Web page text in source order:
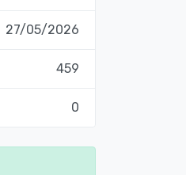
27/05/2026
459
0